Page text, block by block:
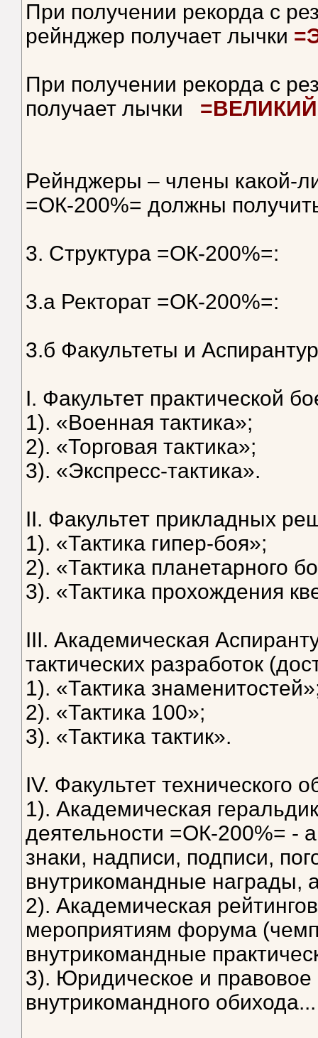
При получении рекорда с
рейнджер получает лычки
При получении рекорда с
получает лычки =ВЕЛИКИЙ
Рейнджеры – члены какой-
=ОК-200%= должны
3. Структура =ОК-200%=:
3.а Ректорат =ОК-200%=:
3.б Факультеты и
I. Факультет практической
1). «Военная тактика»;
2). «Торговая тактика»;
3). «Экспресс-тактика».
II. Факультет прикладных
1). «Тактика гипер-боя»;
2). «Тактика планетарного
3). «Тактика прохождения
III. Академическая
тактических разработок
1). «Тактика
2). «Тактика 100»;
3). «Тактика тактик».
IV. Факультет технического
1). Академическая
деятельности =ОК-200%= -
знаки, надписи, подписи,
внутрикомандные награды,
2). Академическая
мероприятиям форума
внутрикомандные
3). Юридическое и
внутрикомандного обихода...